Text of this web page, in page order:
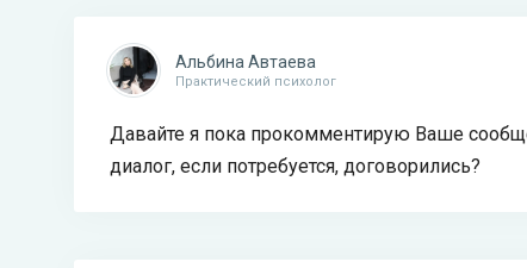
Альбина Автаева
Практический психолог
Давайте я пока прокомментирую Ваше
диалог, если потребуется, договорились?